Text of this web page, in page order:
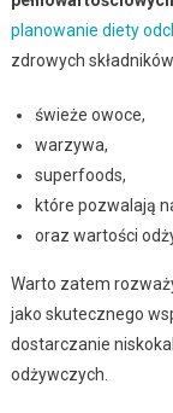
planowanie diety
zdrowych
świeże owoce,
warzywa,
superfoods,
które pozwalają
oraz wartości
Warto zatem
jako skutecznego
dostarczanie
odżywczych.